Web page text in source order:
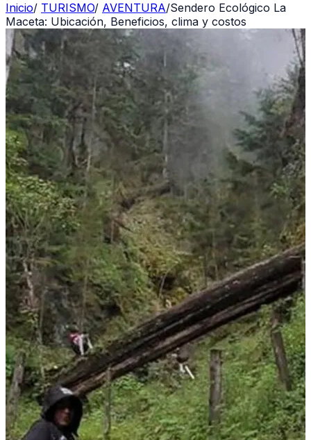
Inicio/ TURISMO/ AVENTURA/Sendero Ecológico La
Maceta: Ubicación, Beneficios, clima y costos